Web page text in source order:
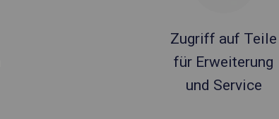
Zugriff auf Teile
für Erweiterung
und Service